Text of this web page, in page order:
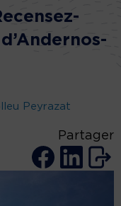
Peyrazat
Partager